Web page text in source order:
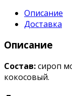
Описание
Доставка
Описание
Состав:сироп
кокосовый.